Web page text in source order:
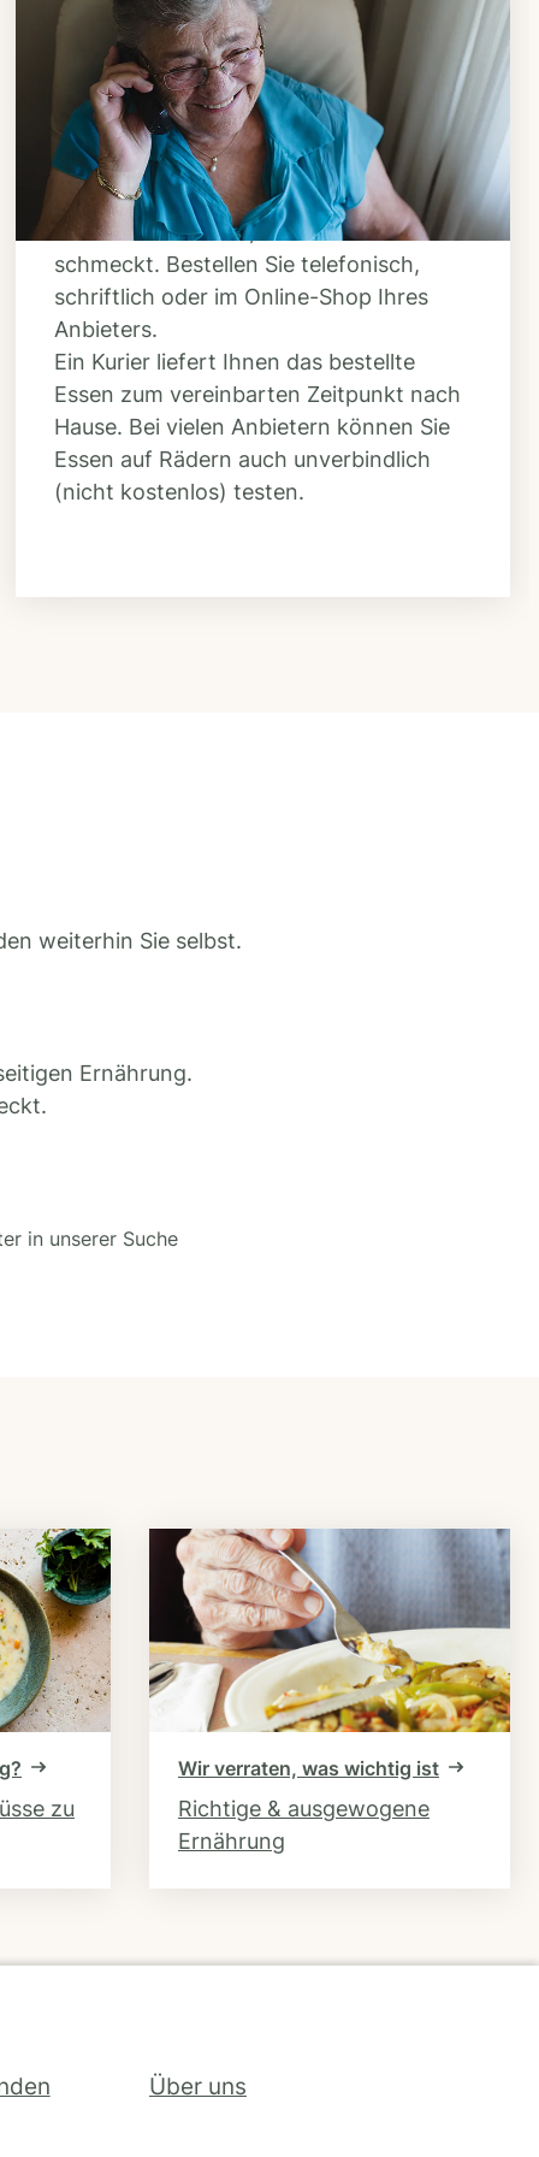
Schritt 3
Bestellen & liefern
lassen
Suchen Sie sich aus dem Speiseplan
Ihres Anbieters aus, was Ihnen
schmeckt. Bestellen Sie telefonisch,
schriftlich oder im Online-Shop Ihres
Anbieters.
Ein Kurier liefert Ihnen das bestellte
Essen zum vereinbarten Zeitpunkt nach
Hause. Bei vielen Anbietern können Sie
Essen auf Rädern auch unverbindlich
(nicht kostenlos) testen.
weiterhin Sie selbst.
Ernährung.
in unserer Suche
zu
Wir verraten, was wichtig ist
Richtige & ausgewogene
Ernährung
Über uns